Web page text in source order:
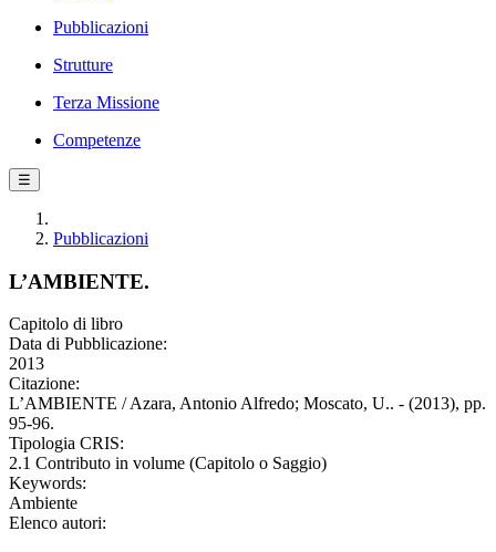
Pubblicazioni
Strutture
Terza Missione
Competenze
☰
Pubblicazioni
L’AMBIENTE.
Capitolo di libro
Data di Pubblicazione:
2013
Citazione:
L’AMBIENTE / Azara, Antonio Alfredo; Moscato, U.. - (2013), pp.
95-96.
Tipologia CRIS:
2.1 Contributo in volume (Capitolo o Saggio)
Keywords:
Ambiente
Elenco autori: